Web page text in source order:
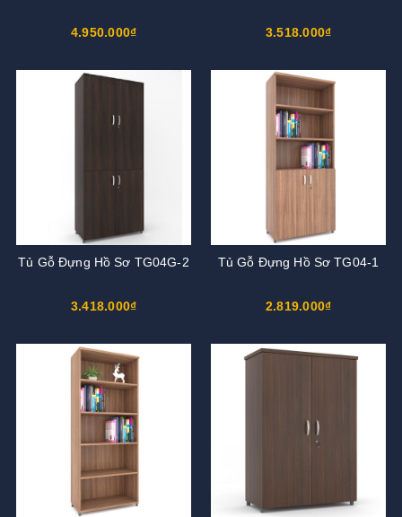
4.950.000₫ 3.518.000₫
Tủ Gỗ Đựng Hồ Sơ TG04G-2
3.418.000₫
Tủ Gỗ Đựng Hồ Sơ TG04-1
2.819.000₫